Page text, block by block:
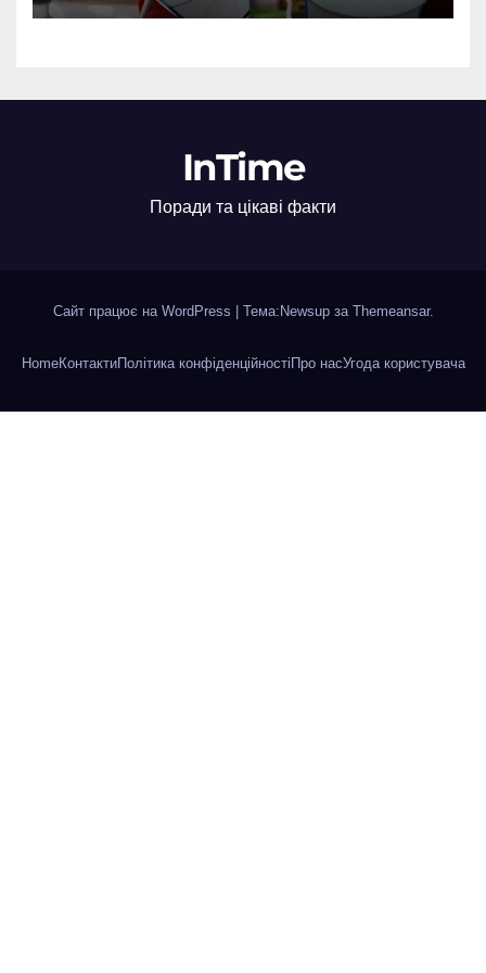
InTime
Поради та цікаві факти
Сайт працює на WordPress | Тема:Newsup за Themeansar.
HomeКонтактиПолітика конфіденційності Про насУгода користувача